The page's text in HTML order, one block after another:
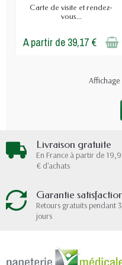
Carte de visite et rendez-
vous...
A partir de 39,17 €
Affichage
Livraison gratuite
En France à partir de
€ d'achats
Garantie
Retours gratuits pendant
jours